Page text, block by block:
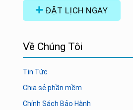
ĐẶT LỊCH NGAY
Về Chúng Tôi
Tin Tức
Chia sẻ phần mềm
Chính Sách Bảo Hành